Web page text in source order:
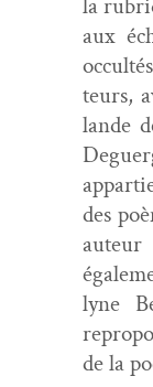
la
aux
teurs,
lande
des
lyne
de la